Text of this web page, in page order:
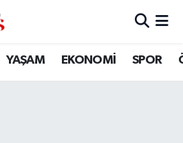
YAŞAM EKONOMİ SPOR